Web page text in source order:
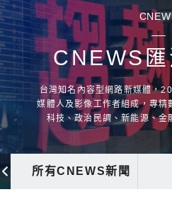
CNEWS
台灣知名內容型網路新媒體，
媒體人及影像工作者組成，專精
科技、政治民調、新能源、金
所有CNEWS新聞